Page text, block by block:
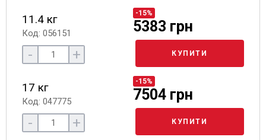
11.4 кг
Код: 056151
-15%
5383 грн
- + КУПИТИ
17 кг
Код: 047775
-15%
7504 грн
- + КУПИТИ